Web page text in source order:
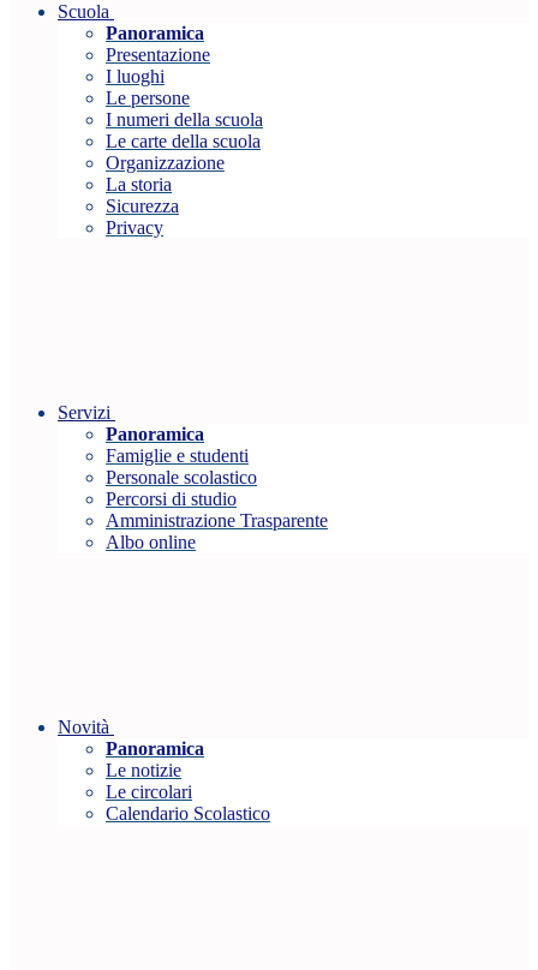
Scuola
Panoramica
Presentazione
I luoghi
Le persone
I numeri della scuola
Le carte della scuola
Organizzazione
La storia
Sicurezza
Privacy
Servizi
Panoramica
Famiglie e studenti
Personale scolastico
Percorsi di studio
Amministrazione Trasparente
Albo online
Novità
Panoramica
Le notizie
Le circolari
Calendario Scolastico